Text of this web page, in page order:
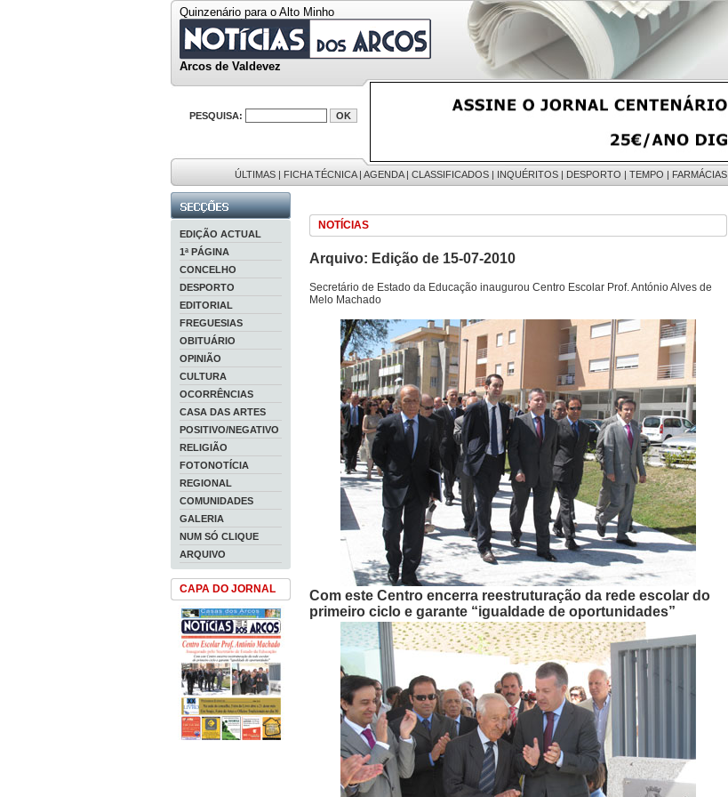
Quinzenário para o Alto Minho
Arcos de Valdevez
PESQUISA:
ÚLTIMAS | FICHA TÉCNICA| AGENDA| CLASSIFICADOS | INQUÉRITOS | DESPORTO | TEMPO | FARMÁCIAS
EDIÇÃO ACTUAL
1ª PÁGINA
CONCELHO
DESPORTO
EDITORIAL
FREGUESIAS
OBITUÁRIO
OPINIÃO
CULTURA
OCORRÊNCIAS
CASA DAS ARTES
POSITIVO/NEGATIVO
RELIGIÃO
FOTONOTÍCIA
REGIONAL
COMUNIDADES
GALERIA
NUM SÓ CLIQUE
ARQUIVO
CAPA DO JORNAL
NOTÍCIAS
Arquivo: Edição de 15-07-2010
Secretário de Estado da Educação inaugurou Centro Escolar Prof. António Alves de
Melo Machado
Com este Centro encerra reestruturação da rede escolar do
primeiro ciclo e garante “igualdade de oportunidades”